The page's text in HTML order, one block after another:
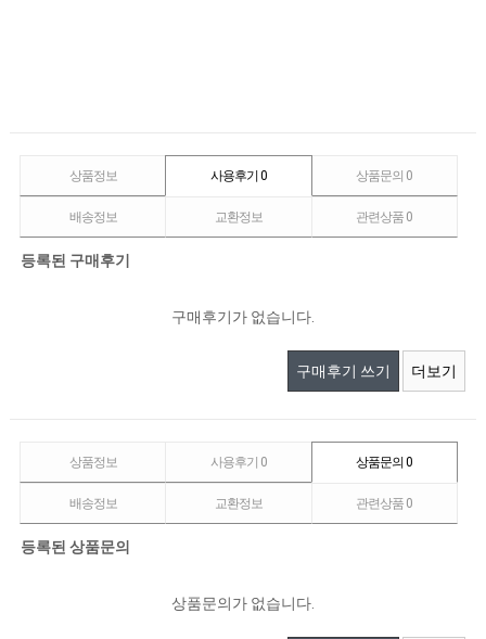
상품정보 사용후기 0 상품문의 0
배송정보 교환정보 관련상품 0
등록된 구매후기
구매후기가 없습니다.
구매후기 쓰기 더보기
상품정보 사용후기 0 상품문의0
배송정보 교환정보 관련상품 0
등록된 상품문의
상품문의가 없습니다.